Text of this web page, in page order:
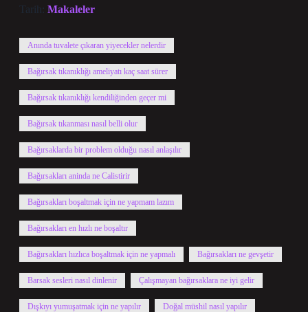
Tarih: Makaleler
Anında tuvalete çıkaran yiyecekler nelerdir
Bağırsak tıkanıklığı ameliyatı kaç saat sürer
Bağırsak tıkanıklığı kendiliğinden geçer mi
Bağırsak tıkanması nasıl belli olur
Bağırsaklarda bir problem olduğu nasıl anlaşılır
Bağırsakları aninda ne Calistirir
Bağırsakları boşaltmak için ne yapmam lazım
Bağırsakları en hızlı ne boşaltır
Bağırsakları hızlıca boşaltmak için ne yapmalı Bağırsakları ne gevşetir
Barsak sesleri nasıl dinlenir Çalışmayan bağırsaklara ne iyi gelir
Dışkıyı yumuşatmak için ne yapılır Doğal müshil nasıl yapılır